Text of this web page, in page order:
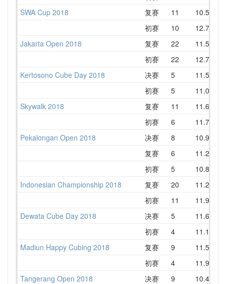
SWA Cup 2018
复赛 11 10.52
初赛
10 12.79
Jakarta Open 2018
复赛 22 11.51
初赛
22 12.79
Kertosono Cube Day 2018
决赛 5 11.55
初赛
5 11.09
Skywalk 2018
复赛 11 11.66
初赛
6 11.78
Pekalongan Open 2018
决赛 8 10.94
复赛
6 11.22
初赛
5 10.81
Indonesian Championship 2018
复赛 20 11.23
初赛
11 11.93
Dewata Cube Day 2018
决赛 5 11.60
初赛
4 11.14
Madiun Happy Cubing 2018
复赛 9 11.55
初赛
4 11.96
Tangerang Open 2018
决赛 9 10.42